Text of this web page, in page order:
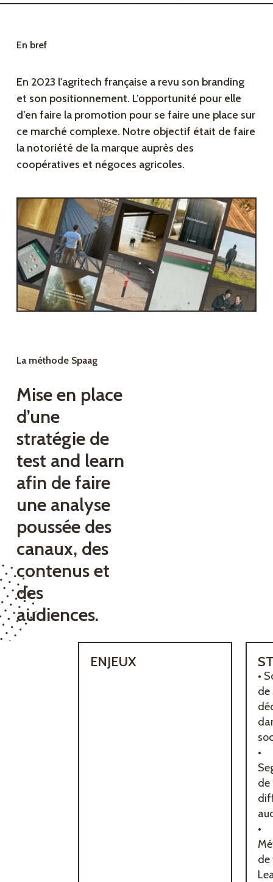
En bref
En 2023 l'agritech française a revu son branding
et son positionnement. L’opportunité pour elle
d’en faire la promotion pour se faire une place sur
ce marché complexe. Notre objectif était de faire
la notoriété de la marque auprès des
coopératives et négoces agricoles.
La méthode Spaag
Mise en place
d’une
stratégie de
test and learn
afin de faire
une analyse
poussée des
canaux, des
contenus et
des
audiences.
ENJEUX
•
de
•
de
•
de